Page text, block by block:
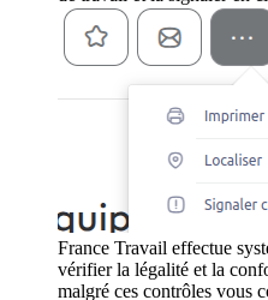
France Travail effectue
vérifier la légalité et la
malgré ces contrôles vous